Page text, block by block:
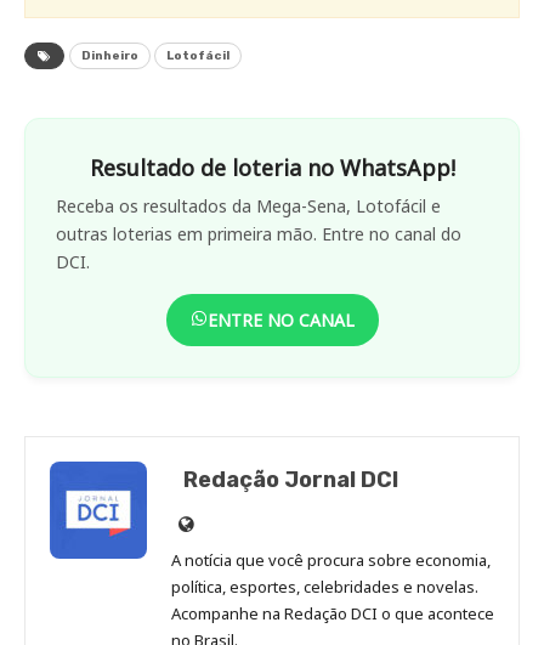
Dinheiro Lotofácil
Resultado de loteria no WhatsApp!
Receba os resultados da Mega-Sena, Lotofácil e
outras loterias em primeira mão. Entre no canal do
DCI.
ENTRE NO CANAL
Redação Jornal DCI
Site
de
Redação
Jornal
A notícia que você procura sobre economia,
política, esportes, celebridades e novelas.
Acompanhe na Redação DCI o que acontece
no Brasil.